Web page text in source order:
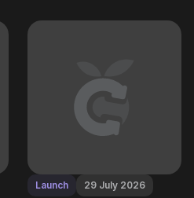
Jack no Grow a
Launch 29 July 2026